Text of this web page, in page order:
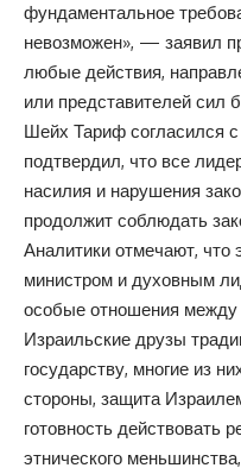
фундаментальное
невозможен», — заявил
любые действия,
или представителей сил
Шейх Тариф согласился
подтвердил, что все
насилия и нарушения
продолжит соблюдать
Аналитики отмечают, что
министром и духовным
особые отношения
Израильские друзы
государству, многие из
стороны, защита
готовность действовать
этнического